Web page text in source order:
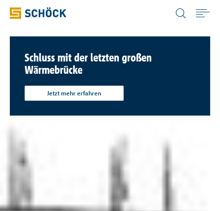
Anwendungen
Produkte
Download
Wissensportale
Luxembourg (LU) Deutsch
Schluss mit der letzten großen
Wärmebrücke
Jetzt mehr erfahren